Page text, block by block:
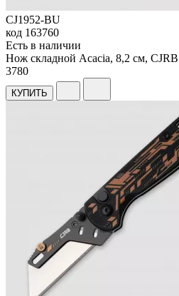
CJ1952-BU
код 163760
Есть в наличии
Нож складной Acacia, 8,2 см, CJRB
3780
КУПИТЬ